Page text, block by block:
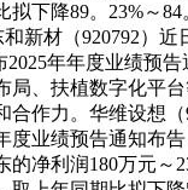
拟下降89。23%～
新材（920792）
2025年年度业绩预
局、扶植数字化平
作力。华维设想
度业绩预告通知布
净利润180万元～